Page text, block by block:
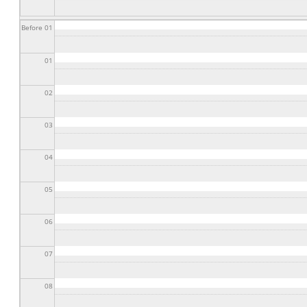
Before 01
01
02
03
04
05
06
07
08